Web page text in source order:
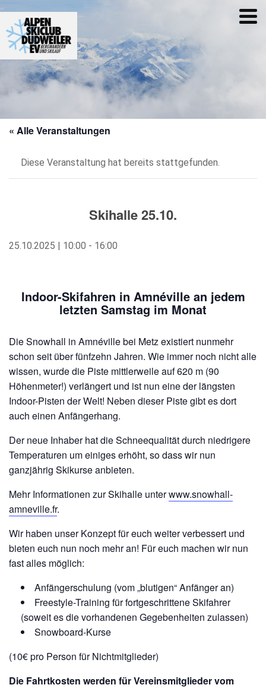
« Alle Veranstaltungen
Diese Veranstaltung hat bereits stattgefunden.
Skihalle 25.10.
25.10.2025 | 10:00 - 16:00
Indoor-Skifahren in Amnéville an jedem
letzten Samstag im Monat
Die Snowhall in Amnéville bei Metz existiert nunmehr
schon seit über fünfzehn Jahren. Wie immer noch nicht alle
wissen, wurde die Piste mittlerweile auf 620 m (90
Höhenmeter!) verlängert und ist nun eine der längsten
Indoor-Pisten der Welt! Neben dieser Piste gibt es dort
auch einen Anfängerhang.
Der neue Inhaber hat die Schneequalität durch niedrigere
Temperaturen um einiges erhöht, so dass wir nun
ganzjährig Skikurse anbieten.
Mehr Informationen zur Skihalle unterwww.snowhall-
amneville.fr.
Wir haben unser Konzept für euch weiter verbessert und
bieten euch nun noch mehr an! Für euch machen wir nun
fast alles möglich:
Anfängerschulung (vom „blutigen“ Anfänger an)
Freestyle-Training für fortgeschrittene Skifahrer
(soweit es die vorhandenen Gegebenheiten zulassen)
Snowboard-Kurse
(10€ pro Person für Nichtmitglieder)
Die Fahrtkosten werden für Vereinsmitglieder vom